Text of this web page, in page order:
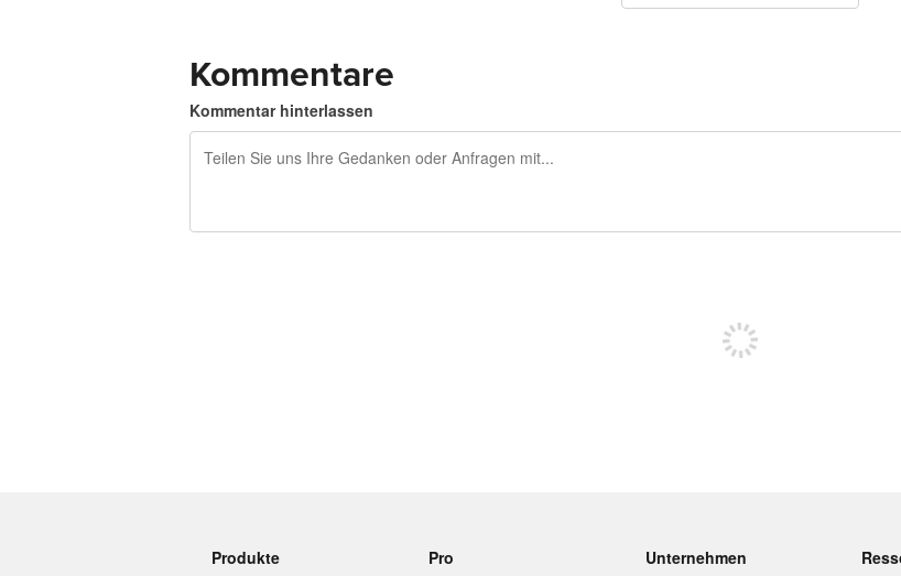
Kommentare
Kommentar hinterlassen
Produkte Pro Unternehmen